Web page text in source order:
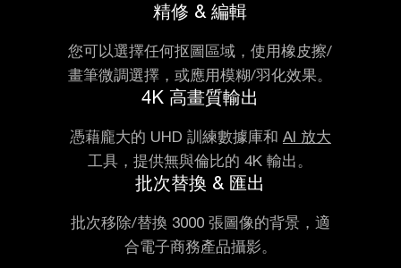
精修 & 編輯
您可以選擇任何抠圖區域，使用橡皮擦/
畫筆微調選擇，或應用模糊/羽化效果。
4K 高畫質輸出
憑藉龐大的 UHD 訓練數據庫和 AI 放大
工具，提供無與倫比的 4K 輸出。
批次替換 & 匯出
批次移除/替換 3000 張圖像的背景，適
合電子商務產品攝影。